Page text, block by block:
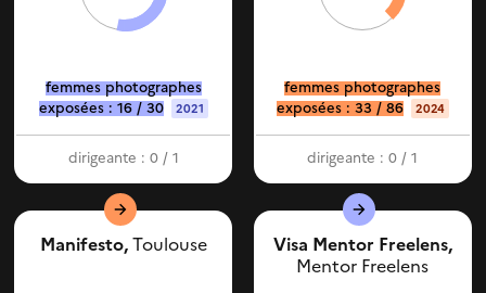
femmes photographes
exposées : 16 / 30
2021
dirigeante : 0 / 1
femmes photographes
exposées : 33 / 86
2024
dirigeante : 0 / 1
Manifesto,Toulouse
Visa Mentor Freelens,
Mentor Freelens